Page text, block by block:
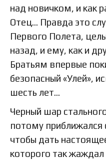
над новичком, и как
Отец… Правда это
Первого Полета,
назад, и ему, как и
Братьям впервые
безопасный «Улей»,
шесть лет…
Черный шар
потому
чтобы дать
которого так